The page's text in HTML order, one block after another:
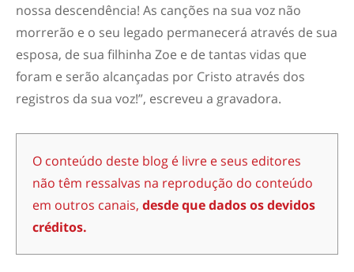
nossa descendência! As canções na sua voz não
morrerão e o seu legado permanecerá através de sua
esposa, de sua filhinha Zoe e de tantas vidas que
foram e serão alcançadas por Cristo através dos
registros da sua voz!”, escreveu a gravadora.
O conteúdo deste blog é livre e seus editores
não têm ressalvas na reprodução do conteúdo
em outros canais, desde que dados os devidos
créditos.